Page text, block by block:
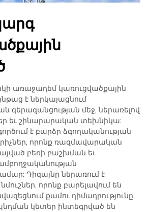
առաջադեմ կառուցվածքային
է ներկայացնում
մեջ, ներառելով
եւ շինարարական տեխնիկա:
է բարձր ձգողականության
որոնք ռազմավարական
բեռի բաշխման եւ
Դիզայնը ներառում է
որոնք բարելավում են
քամու դիմադրությունը:
կետեր ինտեգրված են